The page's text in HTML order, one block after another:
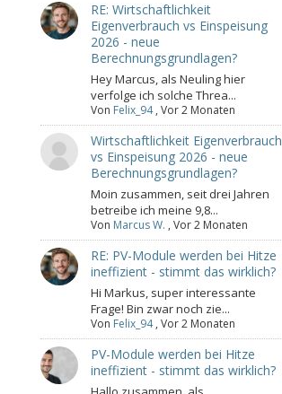
RE: Wirtschaftlichkeit
Eigenverbrauch vs Einspeisung
2026 - neue
Berechnungsgrundlagen?
Hey Marcus, als Neuling hier
verfolge ich solche Threa...
Von Felix_94, Vor 2 Monaten
Wirtschaftlichkeit Eigenverbrauch
vs Einspeisung 2026 - neue
Berechnungsgrundlagen?
Moin zusammen, seit drei Jahren
betreibe ich meine 9,8...
Von Marcus W. , Vor 2 Monaten
RE: PV-Module werden bei Hitze
ineffizient - stimmt das wirklich?
Hi Markus, super interessante
Frage! Bin zwar noch zie...
Von Felix_94, Vor 2 Monaten
PV-Module werden bei Hitze
ineffizient - stimmt das wirklich?